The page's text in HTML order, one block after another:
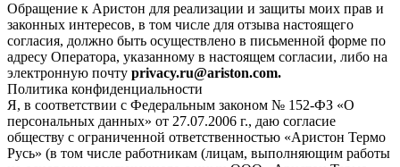
Обращение к Аристон для реализации и защиты моих прав и
законных интересов, в том числе для отзыва настоящего
согласия, должно быть осуществлено в письменной форме по
адресу Оператора, указанному в настоящем согласии, либо на
электронную почту privacy.ru@ariston.com.
Политика конфиденциальности
Я, в соответствии с Федеральным законом № 152-ФЗ «О
персональных данных» от 27.07.2006 г., даю согласие
обществу с ограниченной ответственностью «Аристон Термо
Русь» (в том числе работникам (лицам, выполняющим работы